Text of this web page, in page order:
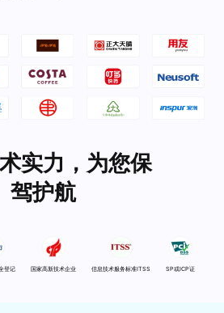
实力，为您保
驾护航
登记 国家高新技术企业 信息技术服务标准ITSS SP或ICP证